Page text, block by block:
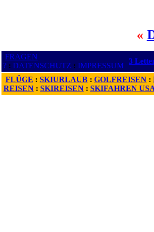
«
FRAGEN
? : DATENSCHUTZ : IMPRESSUM
3
FLÜGE : SKIURLAUB : GOLFREISEN :
REISEN : SKIREISEN : SKIFAHREN